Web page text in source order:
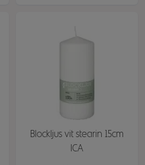
Blockljus vit stearin 15cm
ICA